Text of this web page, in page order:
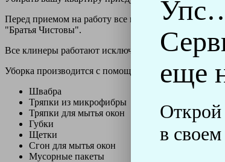
еще
в
Перед приемом на работу все клинеры проходят
"Братья Чистовы".
Все клинеры работают исключительно в форме с
Уборка производится с помощью
Швабра
Тряпки из микрофибры
Тряпки для мытья окон
Губки
Щетки
Сгон для мытья окон
Мусорные пакеты